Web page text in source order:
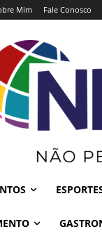
Mim Fale Conosco